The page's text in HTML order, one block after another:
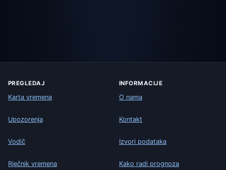
PREGLEDAJ
Karta vremena
Upozorenja
Vodič
Rječnik vremena
INFORMACIJE
O nama
Kontakt
Izvori podataka
Kako radi prognoza